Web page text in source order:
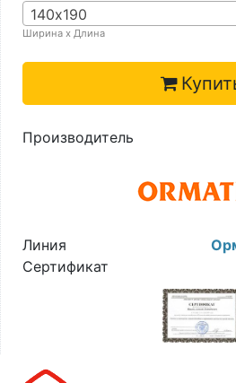
140х190
Ширина х Длина
Производитель
Линия
Сертификат